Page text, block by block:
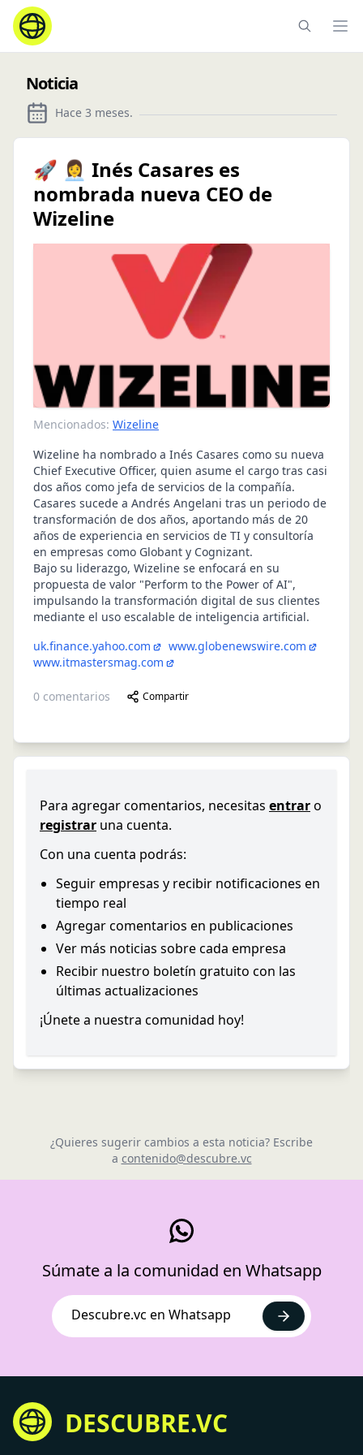
Noticia
Hace 3 meses.
🚀 👩‍💼 Inés Casares es
nombrada nueva CEO de
Wizeline
Mencionados: Wizeline
Wizeline ha nombrado a Inés Casares como su nueva
Chief Executive Officer, quien asume el cargo tras casi
dos años como jefa de servicios de la compañía.
Casares sucede a Andrés Angelani tras un periodo de
transformación de dos años, aportando más de 20
años de experiencia en servicios de TI y consultoría
en empresas como Globant y Cognizant.
Bajo su liderazgo, Wizeline se enfocará en su
propuesta de valor "Perform to the Power of AI",
impulsando la transformación digital de sus clientes
mediante el uso escalable de inteligencia artificial.
uk.finance.yahoo.com
www.globenewswire.com
www.itmastersmag.com
0 comentarios Compartir
Para agregar comentarios, necesitas entraro
registrar una cuenta.
Con una cuenta podrás:
Seguir empresas y recibir notificaciones en
tiempo real
Agregar comentarios en publicaciones
Ver más noticias sobre cada empresa
Recibir nuestro boletín gratuito con las
últimas actualizaciones
¡Únete a nuestra comunidad hoy!
¿Quieres sugerir cambios a esta noticia? Escribe
a contenido@descubre.vc
Súmate a la comunidad en Whatsapp
Descubre.vc en Whatsapp
DESCUBRE.VC